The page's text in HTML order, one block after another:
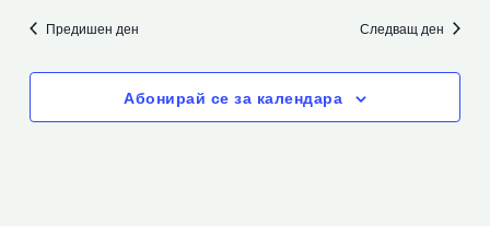
изгледи
Навигация
дата.Предишен ден Следващ ден
Абонирай се за календара